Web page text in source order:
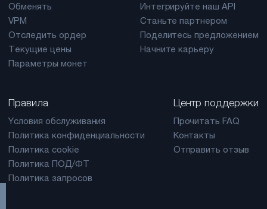
Обменять
VPM
Отследить ордер
Текущие цены
Параметры монет
Интегрируйте наш API
Станьте партнером
Поделитесь предложением
Начните карьеру
Правила
Yсловия обслуживания
Политика конфиденциальности
Политика cookie
Политика ПОД/ФТ
Политика запросов
Центр поддержки
Прочитать FAQ
Контакты
Отправить отзыв